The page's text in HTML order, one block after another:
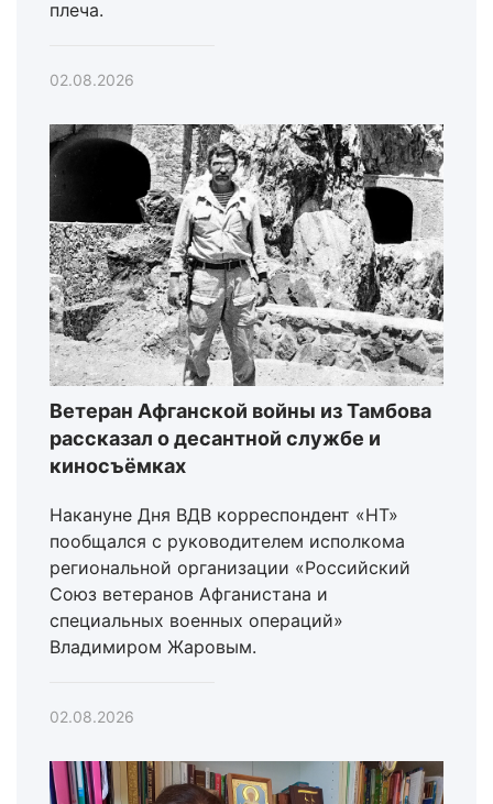
плеча.
02.08.2026
Ветеран Афганской войны из Тамбова
рассказал о десантной службе и
киносъёмках
Накануне Дня ВДВ корреспондент «НТ»
пообщался с руководителем исполкома
региональной организации «Российский
Союз ветеранов Афганистана и
специальных военных операций»
Владимиром Жаровым.
02.08.2026